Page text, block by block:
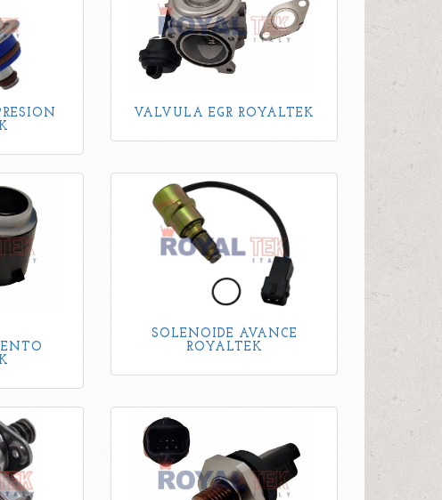
VALVULA EGR ROYALTEK
SOLENOIDE AVANCE
ROYALTEK